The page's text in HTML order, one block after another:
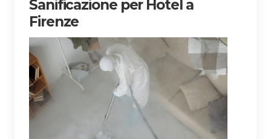
Sanificazione per Hotel a
Firenze